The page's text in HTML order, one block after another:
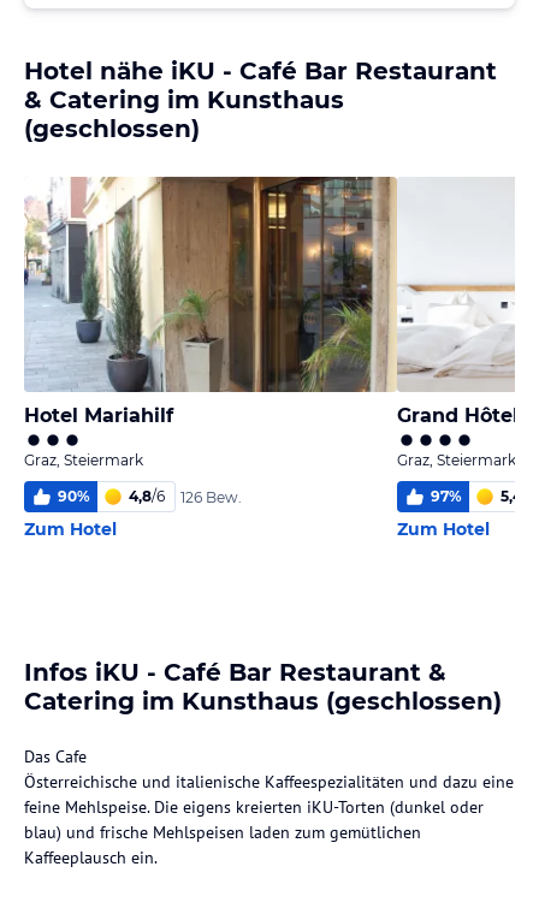
Hotel nähe iKU - Café Bar Restaurant
& Catering im Kunsthaus
(geschlossen)
Hotel Mariahilf
Graz, Steiermark
90% 4,8/6 126 Bew.
Zum Hotel
Grand Hôtel
Graz, Steiermark
97% 5,4
Zum Hotel
Infos iKU - Café Bar Restaurant &
Catering im Kunsthaus (geschlossen)
Das Cafe
Österreichische und italienische Kaffeespezialitäten und dazu eine
feine Mehlspeise. Die eigens kreierten iKU-Torten (dunkel oder
blau) und frische Mehlspeisen laden zum gemütlichen
Kaffeeplausch ein.